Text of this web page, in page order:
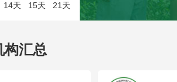
14天 15天 21天
构汇总